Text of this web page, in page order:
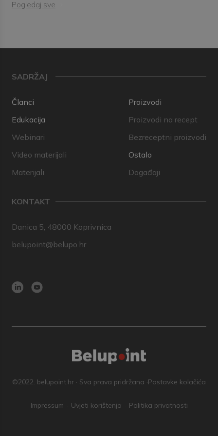
Pogledaj sve
SADRŽAJ
Članci
Edukacija
Webinari
Video materijali
Materijali
Proizvodi
Proizvodi na recept
Bezreceptni proizvodi
Ostalo
Događaji
KONTAKT
Danica 5, 48000 Koprivnica
belupoint@belupo.hr
©2022. belupoint.hr · Sva prava pridržana ·Postavke kolačića
Impressum Uvjeti korištenja Politika privatnosti